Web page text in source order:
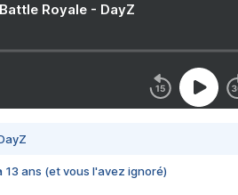
Royale - DayZ
13 ans (et vous l'avez ignoré)